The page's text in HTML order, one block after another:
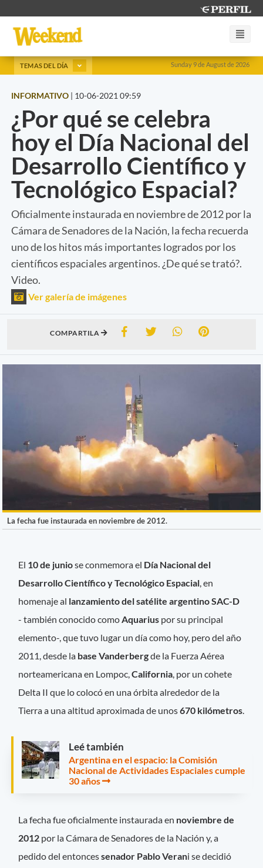
Sunday 9 de August de 2026
TEMAS DEL DÍA
INFORMATIVO | 10-06-2021 09:59
¿Por qué se celebra
hoy el Día Nacional del
Desarrollo Científico y
Tecnológico Espacial?
Oficialmente instaurada en noviembre de 2012 por la
Cámara de Senadores de la Nación, la fecha recuerda
uno de los hitos más importantes logrados por los
científicos espaciales argentinos. ¿De qué se trató?.
Video.
Ver galería de imágenes
COMPARTILA
La fecha fue instaurada en noviembre de 2012.
El 10 de juniose conmemora el Día Nacional del
Desarrollo Científico y Tecnológico Espacial , en
homenaje al lanzamiento del satélite argentino SAC-D
- también conocido como Aquarius por su principal
elemento-, que tuvo lugar un día como hoy, pero del año
2011, desde la base Vanderbergde la Fuerza Aérea
norteamericana en Lompoc,California , por un cohete
Delta II que lo colocó en una órbita alrededor de la
Tierra a una altitud aproximada de unos670 kilómetros
Leé también
Argentina en el espacio: la Comisión
Nacional de Actividades Espaciales cumple
30 años
La fecha fue oficialmente instaurada en noviembre de
2012 por la Cámara de Senadores de la Nación y, a
pedido del entoncessenador Pablo Verani se decidió